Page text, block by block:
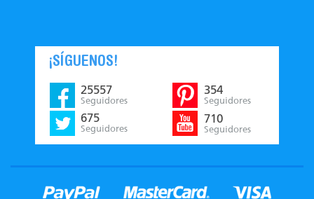
¡SÍGUENOS!
25557
Seguidores
675
Seguidores
354
Seguidores
710
Seguidores